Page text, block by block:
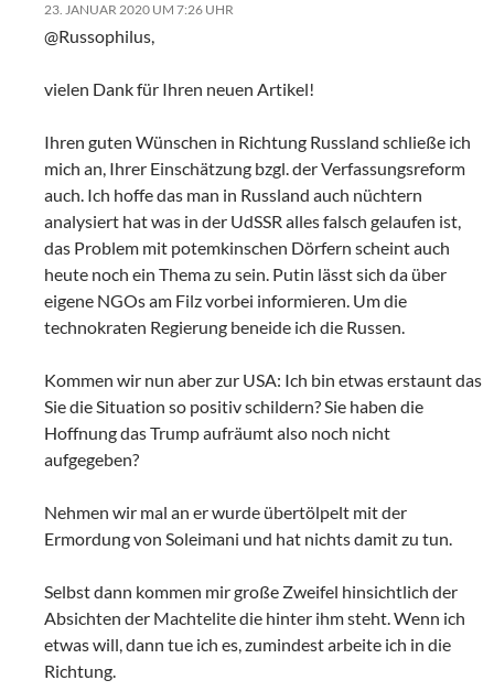
23. JANUAR 2020 UM 7:26 UHR
@Russophilus,
vielen Dank für Ihren neuen Artikel!
Ihren guten Wünschen in Richtung Russland schließe ich
mich an, Ihrer Einschätzung bzgl. der Verfassungsreform
auch. Ich hoffe das man in Russland auch nüchtern
analysiert hat was in der UdSSR alles falsch gelaufen ist,
das Problem mit potemkinschen Dörfern scheint auch
heute noch ein Thema zu sein. Putin lässt sich da über
eigene NGOs am Filz vorbei informieren. Um die
technokraten Regierung beneide ich die Russen.
Kommen wir nun aber zur USA: Ich bin etwas erstaunt das
Sie die Situation so positiv schildern? Sie haben die
Hoffnung das Trump aufräumt also noch nicht
aufgegeben?
Nehmen wir mal an er wurde übertölpelt mit der
Ermordung von Soleimani und hat nichts damit zu tun.
Selbst dann kommen mir große Zweifel hinsichtlich der
Absichten der Machtelite die hinter ihm steht. Wenn ich
etwas will, dann tue ich es, zumindest arbeite ich in die
Richtung.